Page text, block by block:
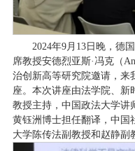
2024年9月 13日晚，德
席教授安德烈亚斯·冯克（
治创新高等研究院邀请，来
座。本次讲座由法学院、新
教授主持，中国政法大学讲
黄钰洲博士担任翻译，中国
大学陈传法副教授和赵静副